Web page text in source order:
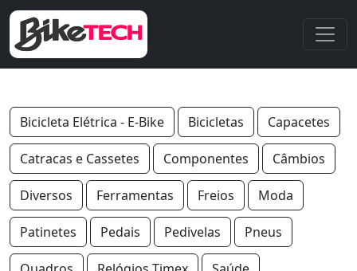
Mercado Libre - Donde comprar y vender de todo